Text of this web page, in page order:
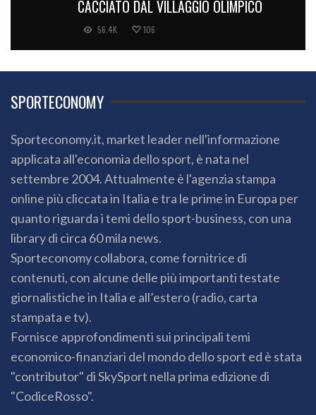
CACCIATO DAL VILLAGGIO OLIMPICO
56.4K 106
SPORTECONOMY
Sporteconomy.it, market leader nell'informazione
applicata all'economia dello sport, è nata nel
settembre 2004. Attualmente è l'agenzia stampa
online più cliccata in Italia e tra le prime in Europa per
quanto riguarda i temi dello sport-business, con una
library di circa 60 mila news.
Sporteconomy collabora, come fornitrice di
contenuti, con alcune delle più importanti testate
giornalistiche in Italia e all’estero (radio, carta
stampata e tv).
Fornisce approfondimenti sui principali temi
economico-finanziari del mondo dello sport ed è stata
"contributor" di SkySport nella prima edizione di
"CodiceRosso".